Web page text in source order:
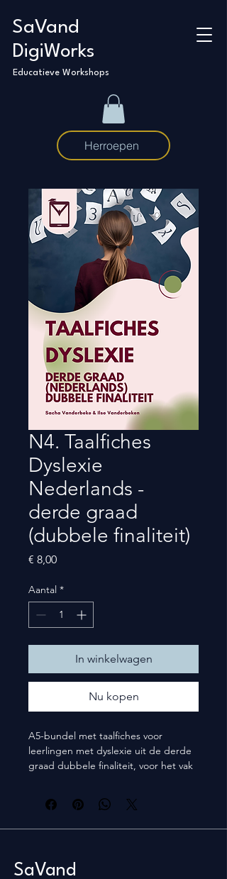
SaVand
DigiWorks
Educatieve Workshops
Herroepen
N4. Taalfiches
Dyslexie
Nederlands -
derde graad
(dubbele finaliteit)
€ 8,00Prijs
Aantal *
In winkelwagen
Nu kopen
A5-bundel met taalfiches voor
leerlingen met dyslexie uit de derde
graad dubbele finaliteit, voor het vak
SaVand